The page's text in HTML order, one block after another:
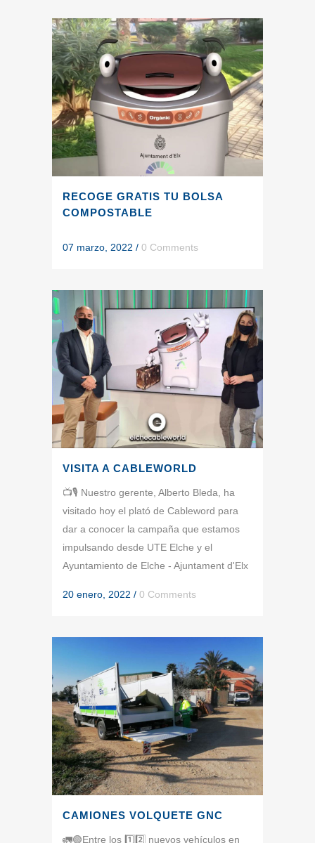
RECOGE GRATIS TU BOLSA
COMPOSTABLE
07 marzo, 2022 / 0 Comments
VISITA A CABLEWORLD
📺🎙 Nuestro gerente, Alberto Bleda, ha
visitado hoy el plató de Cableword para
dar a conocer la campaña que estamos
impulsando desde UTE Elche y el
Ayuntamiento de Elche - Ajuntament d'Elx
20 enero, 2022 / 0 Comments
CAMIONES VOLQUETE GNC
🚛🟢Entre los 1️⃣2️⃣ nuevos vehículos en